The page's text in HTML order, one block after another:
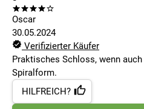
Oscar
30.05.2024
Verifizierter Käufer
Praktisches Schloss, wenn
Spiralform.
HILFREICH?